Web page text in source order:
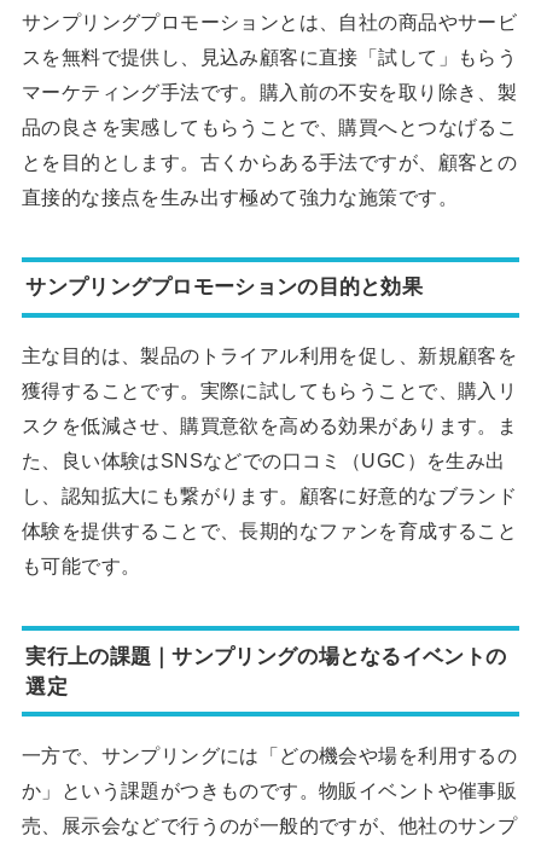
サンプリングプロモーションとは、自社の商品やサービ
スを無料で提供し、見込み顧客に直接「試して」もらう
マーケティング手法です。購入前の不安を取り除き、製
品の良さを実感してもらうことで、購買へとつなげるこ
とを目的とします。古くからある手法ですが、顧客との
直接的な接点を生み出す極めて強力な施策です。
サンプリングプロモーションの目的と効果
主な目的は、製品のトライアル利用を促し、新規顧客を
獲得することです。実際に試してもらうことで、購入リ
スクを低減させ、購買意欲を高める効果があります。ま
た、良い体験はSNSなどでの口コミ（UGC）を生み出
し、認知拡大にも繋がります。顧客に好意的なブランド
体験を提供することで、長期的なファンを育成すること
も可能です。
実行上の課題｜サンプリングの場となるイベントの
選定
一方で、サンプリングには「どの機会や場を利用するの
か」という課題がつきものです。物販イベントや催事販
売、展示会などで行うのが一般的ですが、他社のサンプ